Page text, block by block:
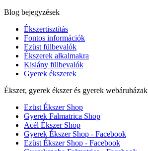
Blog bejegyzések
Ékszertisztítás
Fontos információk
Ezüst fülbevalók
Ékszerek alkalmakra
Kislány fülbevalók
Gyerek ékszerek
Ékszer, gyerek ékszer és gyerek webáruházak
Ezüst Ékszer Shop
Gyerek Falmatrica Shop
Acél Ékszer Shop
Gyerek Ékszer Shop - Facebook
Ezüst Ékszer Shop - Facebook